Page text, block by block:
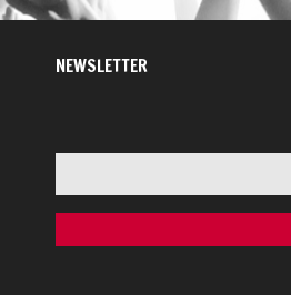
NEWSLETTER